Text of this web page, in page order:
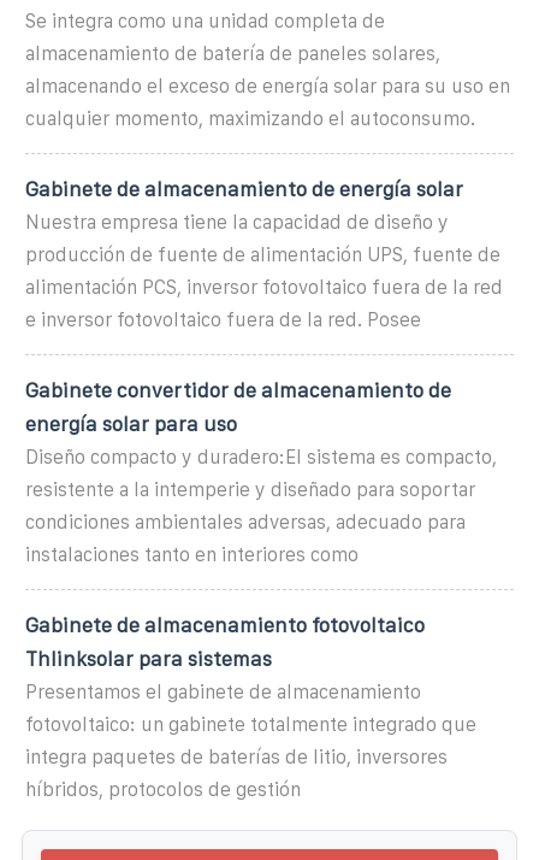
Se integra como una unidad completa de
almacenamiento de batería de paneles solares,
almacenando el exceso de energía solar para su uso en
cualquier momento, maximizando el autoconsumo.
Gabinete de almacenamiento de energía solar
Nuestra empresa tiene la capacidad de diseño y
producción de fuente de alimentación UPS, fuente de
alimentación PCS, inversor fotovoltaico fuera de la red
e inversor fotovoltaico fuera de la red. Posee
Gabinete convertidor de almacenamiento de
energía solar para uso
Diseño compacto y duradero:El sistema es compacto,
resistente a la intemperie y diseñado para soportar
condiciones ambientales adversas, adecuado para
instalaciones tanto en interiores como
Gabinete de almacenamiento fotovoltaico
Thlinksolar para sistemas
Presentamos el gabinete de almacenamiento
fotovoltaico: un gabinete totalmente integrado que
integra paquetes de baterías de litio, inversores
híbridos, protocolos de gestión